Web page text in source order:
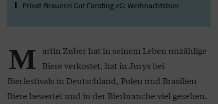
Privat-Brauerei Gut Forsting eG: Weihnachtsbier
M artin Zuber hat in seinem Leben unzählige
Biere verkostet, hat in Jurys bei
Bierfestivals in Deutschland, Polen und Brasilien
Biere bewertet und in der Bierbranche viel gesehen.